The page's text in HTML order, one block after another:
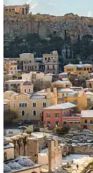
través de les tecles de